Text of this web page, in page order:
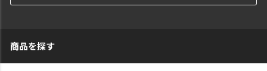
商品を探す